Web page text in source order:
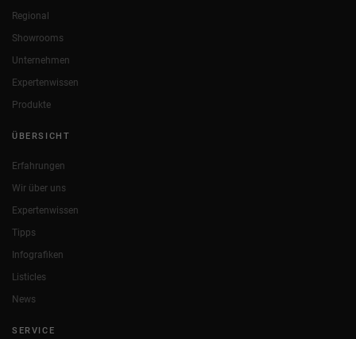
Regional
Showrooms
Unternehmen
Expertenwissen
Produkte
ÜBERSICHT
Erfahrungen
Wir über uns
Expertenwissen
Tipps
Infografiken
Listicles
News
SERVICE